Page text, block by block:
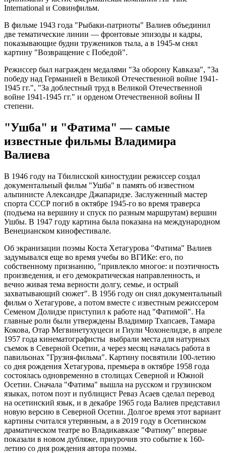
International и Совинфильм.
В фильме 1943 года "Рыбаки-патриоты" Валиев объединил
две тематические линии — фронтовые эпизоды и кадры,
показывающие будни тружеников тыла, а в 1945-м снял
картину "Возвращение с Победой".
Режиссер был награжден медалями "За оборону Кавказа", "За
победу над Германией в Великой Отечественной войне 1941-
1945 гг.", "За доблестный труд в Великой Отечественной
войне 1941-1945 гг." и орденом Отечественной войны II
степени.
"Ушба" и "Фатима" — самые
известные фильмы Владимира
Валиева
В 1946 году на Тбилисской киностудии режиссер создал
документальный фильм "Ушба" в память об известном
альпинисте Александре Джапаридзе. Заслуженный мастер
спорта СССР погиб в октябре 1945-го во время траверса
(подъема на вершину и спуск по разным маршрутам) вершин
Ушбы. В 1947 году картина была показана на международном
Венецианском кинофестивале.
Об экранизации поэмы Коста Хетагурова "Фатима" Валиев
задумывался еще во время учебы во ВГИКе: его, по
собственному признанию, "привлекло многое: и поэтичность
произведения, и его демократическая направленность, и
вечно живая тема верности долгу, семье, и острый
захватывающий сюжет". В 1956 году он снял документальный
фильм о Хетагурове, а потом вместе с известным режиссером
Семеном Долидзе приступил к работе над "Фатимой". На
главные роли были утверждены Владимир Тхапсаев, Тамара
Кокова, Отар Мегвинетухуцеси и Гиули Чохонелидзе, в апреле
1957 года кинематографисты выбрали места для натурных
съемок в Северной Осетии, а через месяц началась работа в
павильонах "Грузия-фильма". Картину посвятили 100-летию
со дня рождения Хетагурова, премьера в октябре 1958 года
состоялась одновременно в столицах Северной и Южной
Осетии. Сначала "Фатима" вышла на русском и грузинском
языках, потом поэт и публицист Реваз Асаев сделал перевод
на осетинский язык, и в декабре 1965 года Валиев представил
новую версию в Северной Осетии. Долгое время этот вариант
картины считался утерянным, а в 2019 году в Осетинском
драматическом театре во Владикавказе "Фатиму" впервые
показали в новом дубляже, приурочив это событие к 160-
летию со дня рождения автора поэмы.